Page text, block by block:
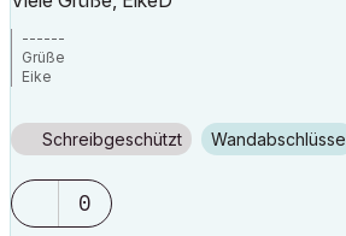
------
Grüße
Eike
Schreibgeschützt Wandabschlüsse
0